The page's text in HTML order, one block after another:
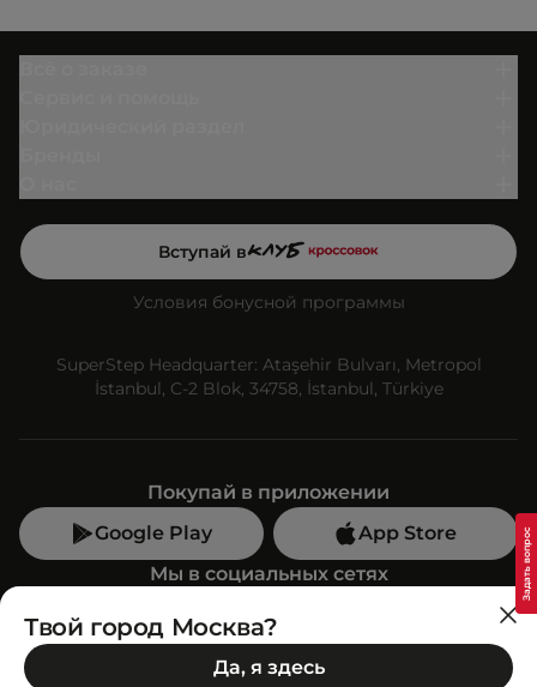
Вступай в
Условия бонусной программы
SuperStep Headquarter: Ataşehir Bulvarı, Metropol
İstanbul, C-2 Blok, 34758, İstanbul, Türkiye
Покупай в приложении
Google Play
App Store
Мы в социальных сетях
Позвони нам
+7 (499) 350-55-33
Твой город Москва?
Да, я здесь